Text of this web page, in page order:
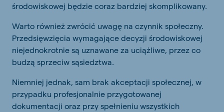
środowiskowej będzie coraz bardziej skomplikowany.
Warto również zwrócić uwagę na czynnik społeczny.
Przedsięwzięcia wymagające decyzji środowiskowej
niejednokrotnie są uznawane za uciążliwe, przez co
budzą sprzeciw sąsiedztwa.
Niemniej jednak, sam brak akceptacji społecznej, w
przypadku profesjonalnie przygotowanej
dokumentacji oraz przy spełnieniu wszystkich